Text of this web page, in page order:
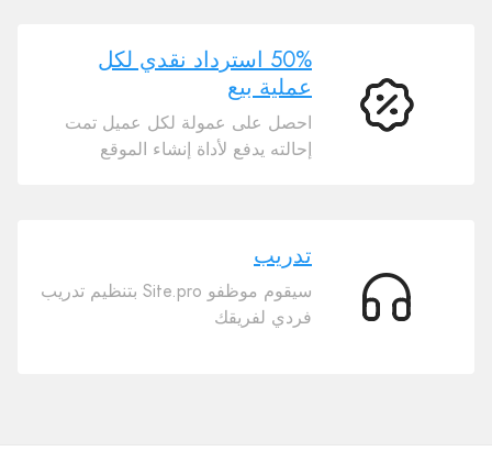
50%
50% استرداد نقدي لكل
عملية بيع
احصل على عمولة لكل عميل تمت
إحالته يدفع لأداة إنشاء الموقع
تدريب
تدريب
سيقوم موظفو Site.pro بتنظيم تدريب
فردي لفريقك